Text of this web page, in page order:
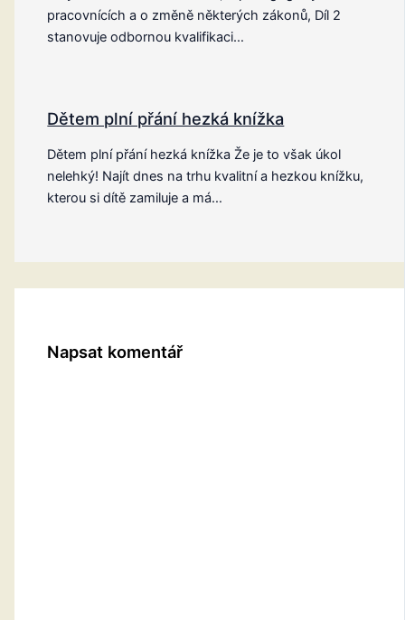
pracovnících a o změně některých zákonů, Díl 2
stanovuje odbornou kvalifikaci…
Dětem plní přání hezká knížka
Dětem plní přání hezká knížka Že je to však úkol
nelehký! Najít dnes na trhu kvalitní a hezkou knížku,
kterou si dítě zamiluje a má…
Napsat komentář